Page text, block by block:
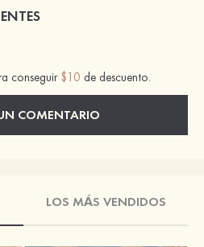
conseguir $10 de descuento.
COMENTARIO
LOS MÁS VENDIDOS